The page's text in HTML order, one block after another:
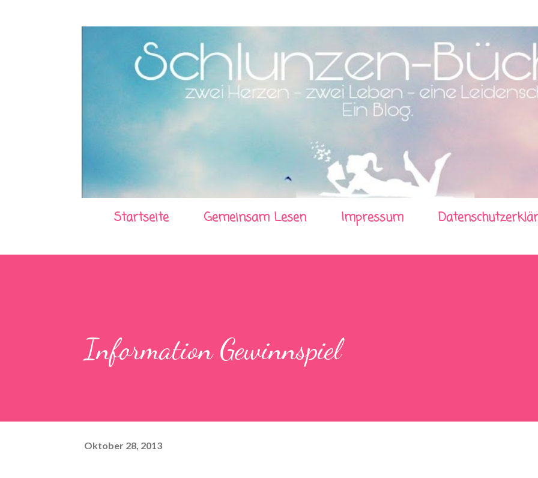
Startseite Gemeinsam Lesen Impressum
Information Gewinnspiel
Oktober 28, 2013